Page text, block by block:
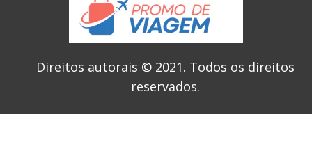
Direitos autorais © 2021. Todos os direitos
reservados.